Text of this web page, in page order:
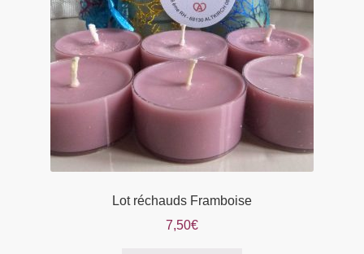
Lot réchauds Framboise
7,50€